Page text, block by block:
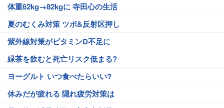
体重62kg→82kgに 寺田心の生活
夏のむくみ対策 ツボ&反射区押し
紫外線対策がビタミンD不足に
緑茶を飲むと死亡リスク低まる?
ヨーグルト いつ食べたらいい?
休みだが疲れる 隠れ疲労対策は